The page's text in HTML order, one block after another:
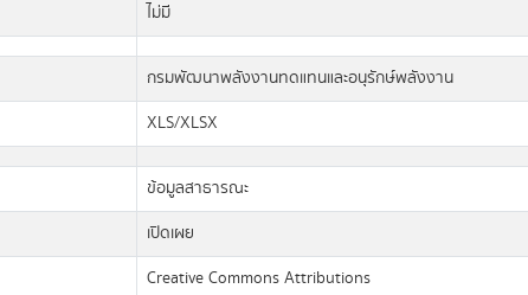
ไม่มี
กรมพัฒนาพลังงานทดแทนและอนุรักษ์พลังงาน
XLS/XLSX
ข้อมูลสาธารณะ
เปิดเผย
Creative Commons Attributions